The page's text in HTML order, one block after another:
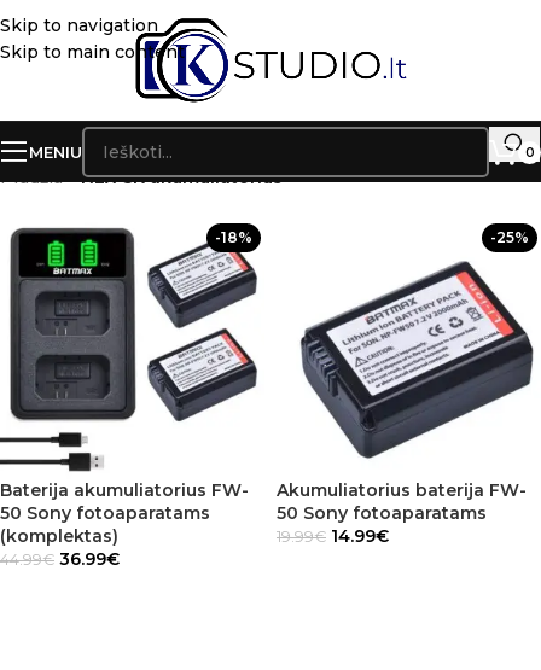
Skip to navigation
Skip to main content
MENIU 0
Pradžia»NEX-5K akumuliatorius
-18%
Baterija akumuliatorius FW-
50 Sony fotoaparatams
(komplektas)
44.99€ 36.99€
-25%
Akumuliatorius baterija FW-
50 Sony fotoaparatams
19.99€ 14.99€